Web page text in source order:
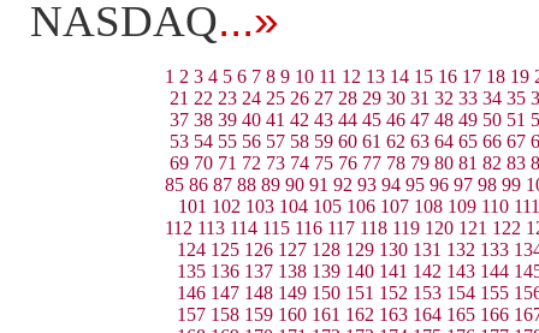
NASDAQ...»
1 2 3 4 5 6 7 8 9 10 11 12 13 14 15 16 17 18 19
21 22 23 24 25 26 27 28 29 30 31 32 33 34 35
37 38 39 40 41 42 43 44 45 46 47 48 49 50 51
53 54 55 56 57 58 59 60 61 62 63 64 65 66 67
69 70 71 72 73 74 75 76 77 78 79 80 81 82 83
85 86 87 88 89 90 91 92 93 94 95 96 97 98 99
101 102 103 104 105 106 107 108 109 110 111
112 113 114 115 116 117 118 119 120 121 122
124 125 126 127 128 129 130 131 132 133
135 136 137 138 139 140 141 142 143 144
146 147 148 149 150 151 152 153 154 155
157 158 159 160 161 162 163 164 165 166